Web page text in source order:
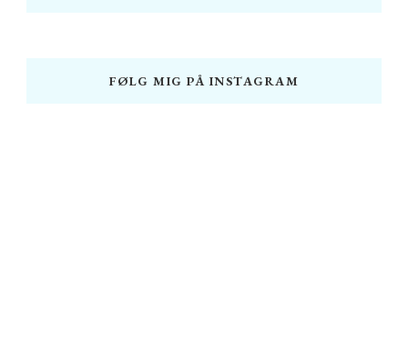
FØLG MIG PÅ INSTAGRAM